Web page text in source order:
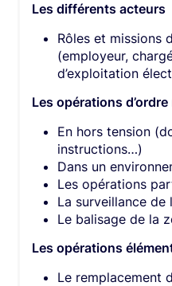
Les différents acteurs
Rôles et missions
(employeur,
d’exploitation
Les opérations
En hors tension
instructions…)
Dans un
Les opérations
La surveillance
Le balisage de la
Les opérations
Le remplacement